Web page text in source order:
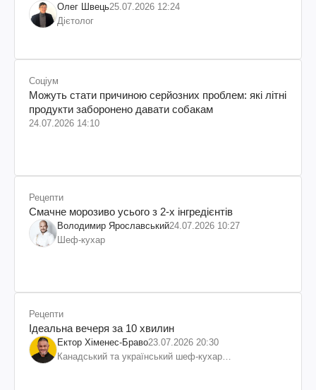
Олег Швець25.07.2026 12:24
Дієтолог
Соціум
Можуть стати причиною серйозних проблем: які літні
продукти заборонено давати собакам
24.07.2026 14:10
Рецепти
Смачне морозиво усього з 2-х інгредієнтів
Володимир Ярославський24.07.2026 10:27
Шеф-кухар
Рецепти
Ідеальна вечеря за 10 хвилин
Ектор Хіменес-Браво23.07.2026 20:30
Канадський та український шеф-кухар